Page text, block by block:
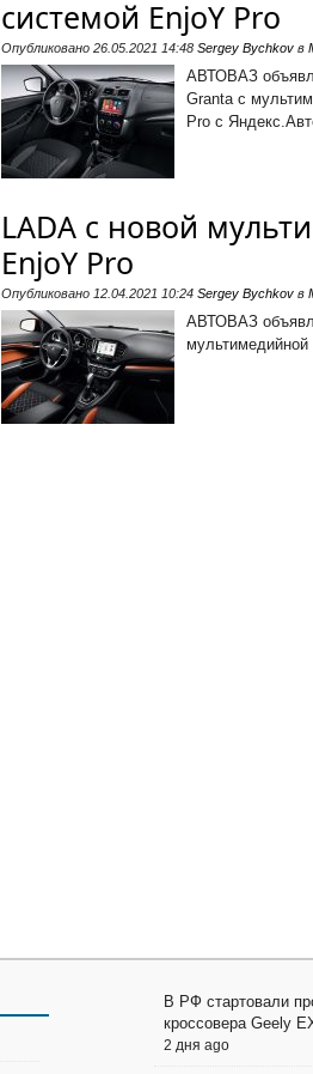
системой EnjoY Pro
Опубликовано 26.05.2021 14:48 Sergey Bychkov в
АВТОВАЗ
Granta с
Pro с
LADA с новой
EnjoY Pro
Опубликовано 12.04.2021 10:24 Sergey Bychkov в
АВТОВАЗ
В РФ стартовали
кроссовера Geely
2 дня ago